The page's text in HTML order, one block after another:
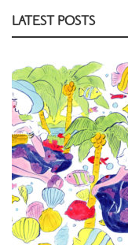
LATEST POSTS